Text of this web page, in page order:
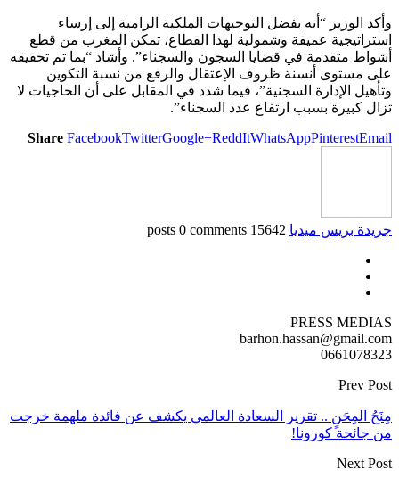
وأكد الوزير “أنه بفضل التوجيهات الملكية الرامية إلى إرساء
استراتيجية عميقة وشمولية لهذا القطاع، تمكن المغرب من قطع
أشواط متقدمة في قضايا السجون والسجناء”. وأشاد “بما تم تحقيقه
على مستوى أنسنة ظروف الإعتقال والرفع من نسبة التكوين
وتأهيل الإدارة السجنية”، فيما شدد في المقابل على أن الحاجيات لا
تزال كبيرة بسبب ارتفاع عدد السجناء”.
Share FacebookTwitterGoogle+ReddItWhatsAppPinterestEmail
جريدة بريس ميديا 15642 posts
0 comments
PRESS MEDIAS
barhon.hassan@gmail.com
0661078323
Prev Post
مِنَحُ المِحَنٍ .. تقرير السعادة العالمي يكشف عن فائدة ملهمة خرجت
من جائحة كورونا!
Next Post